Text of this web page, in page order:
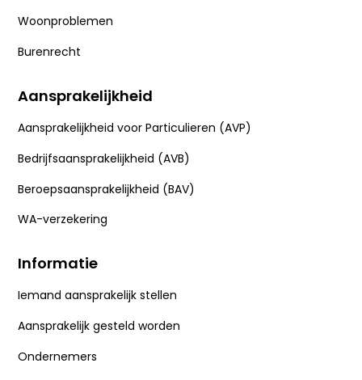
Woonproblemen
Burenrecht
Aansprakelijkheid
Aansprakelijkheid voor Particulieren (AVP)
Bedrijfsaansprakelijkheid (AVB)
Beroepsaansprakelijkheid (BAV)
WA-verzekering
Informatie
Iemand aansprakelijk stellen
Aansprakelijk gesteld worden
Ondernemers